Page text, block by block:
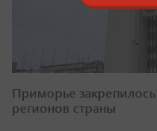
Приморье
регионов страны